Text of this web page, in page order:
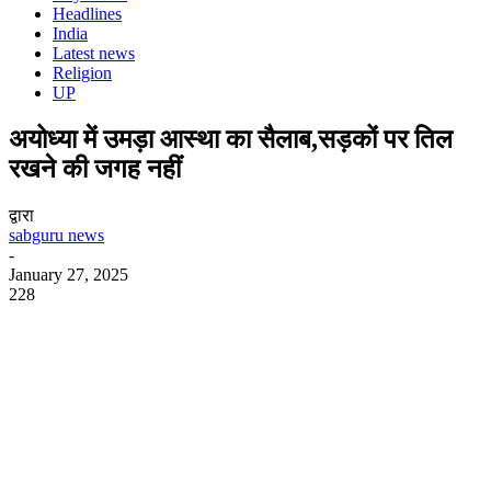
Headlines
India
Latest news
Religion
UP
अयोध्या में उमड़ा आस्था का सैलाब,सड़कों पर तिल
रखने की जगह नहीं
द्वारा
sabguru news
-
January 27, 2025
228